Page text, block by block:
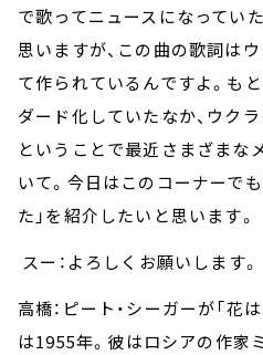
で歌ってニュースになってい
思いますが、この曲の歌詞は
て作られているんですよ。も
ダード化していたなか、ウク
ということで最近さまざまな
いて。今日はこのコーナーで
た」を紹介したいと思います。
スー：よろしくお願いします。
高橋：ピート・シーガーが「花
は1955年。彼はロシアの作家